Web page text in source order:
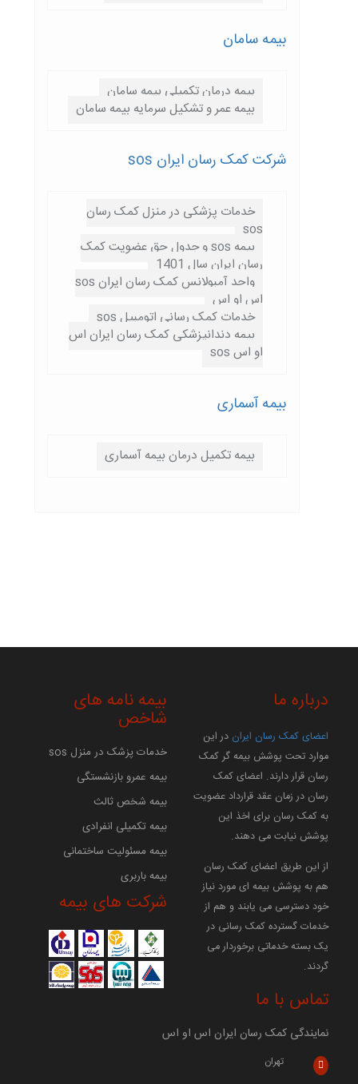
بیمه سامان
بیمه درمان تکمیلی بیمه سامان
بیمه عمر و تشکیل سرمایه بیمه سامان
شرکت کمک رسان ایران sos
خدمات پزشکی در منزل کمک رسان
sos
بیمه sos و جدول حق عضویت کمک
رسان ایران سال 1401
واحد آمبولانس کمک رسان ایران sos
اس او اس
خدمات کمک رسانی اتومبیل sos
بیمه دندانپزشکی کمک رسان ایران اس
او اس sos
بیمه آسماری
بیمه تکمیل درمان بیمه آسماری
درباره ما
اعضای کمک رسان ایران در این
موارد تحت پوشش بیمه گر کمک
رسان قرار دارند. اعضای کمک
رسان در زمان عقد قرارداد عضویت
به کمک رسان برای اخذ این
پوشش نیابت می دهند.
از این طریق اعضای کمک رسان
هم به پوشش بیمه ای مورد نیاز
خود دسترسی می یابند و هم از
خدمات گسترده کمک رسانی در
یک بسته خدماتی برخوردار می
گردند.
بیمه نامه های
شاخص
خدمات پزشک در منزل sos
بیمه عمرو بازنشستگی
بیمه شخص ثالث
بیمه تکمیلی انفرادی
بیمه مسئولیت ساختمانی
بیمه باربری
شرکت های بیمه
تماس با ما
نمایندگی کمک رسان ایران اس او اس
تهران